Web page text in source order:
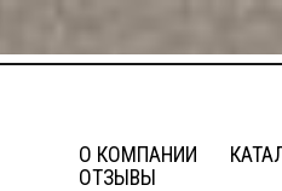
О КОМПАНИИ
ОТЗЫВЫ